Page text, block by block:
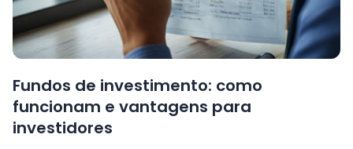
Fundos de investimento: como
funcionam e vantagens para
investidores